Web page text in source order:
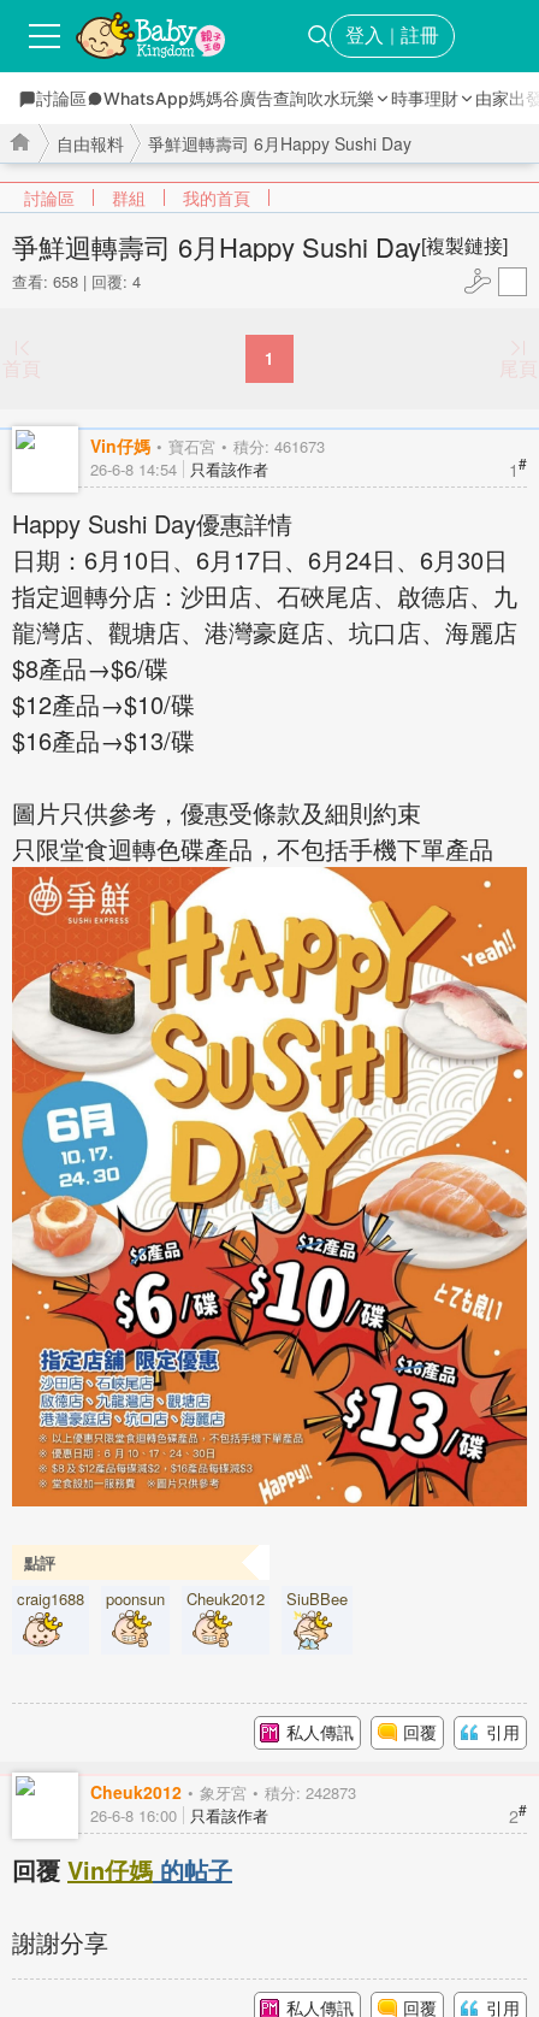
登入 ｜ 註冊
討論區 WhatsApp媽媽谷廣告查詢吹水玩樂 時事理財 由家出
討論區 群組 我的首頁
›
自由報料
›
爭鮮迴轉壽司 6月Happy Sushi Day
查看: 658 | 回覆: 4
爭鮮迴轉壽司 6月Happy Sushi Day[複製鏈接]
首頁 1 尾頁
Vin仔媽 寶石宮 積分: 461673
1#
26-6-8 14:54 只看該作者
Happy Sushi Day優惠詳情
日期：6月10日、6月17日、6月24日、6月30日
指定迴轉分店：沙田店、石硤尾店、啟德店、九
龍灣店、觀塘店、港灣豪庭店、坑口店、海麗店
$8產品→$6/碟
$12產品→$10/碟
$16產品→$13/碟
圖片只供參考，優惠受條款及細則約束
只限堂食迴轉色碟產品，不包括手機下單產品
點評
craig1688
poonsun Cheuk2012 SiuBBee
私人傳訊 回覆 引用
Cheuk2012 象牙宮 積分: 242873
2#
26-6-8 16:00 只看該作者
回覆 Vin仔媽 的帖子
謝謝分享
私人傳訊 回覆 引用